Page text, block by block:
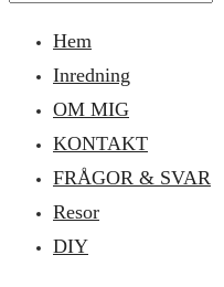
Hem
Inredning
OM MIG
KONTAKT
FRÅGOR & SVAR
Resor
DIY